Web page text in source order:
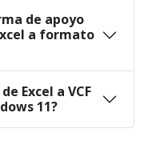
de apoyo
a formato
Excel a VCF
11?